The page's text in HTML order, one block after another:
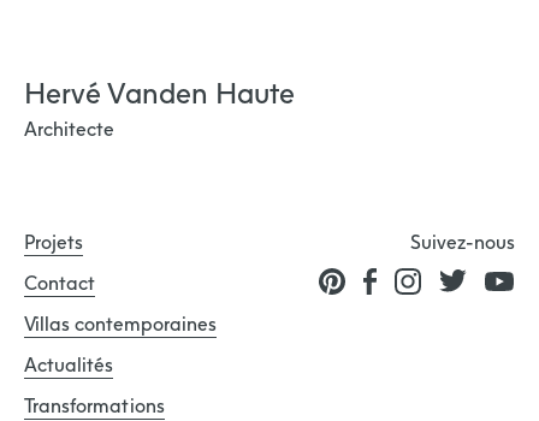
Hervé Vanden Haute
Architecte
Projets
Contact
Villas contemporaines
Actualités
Transformations
Suivez-nous